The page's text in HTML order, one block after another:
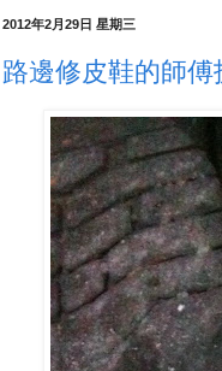
2012年2月29日 星期三
路邊修皮鞋的師